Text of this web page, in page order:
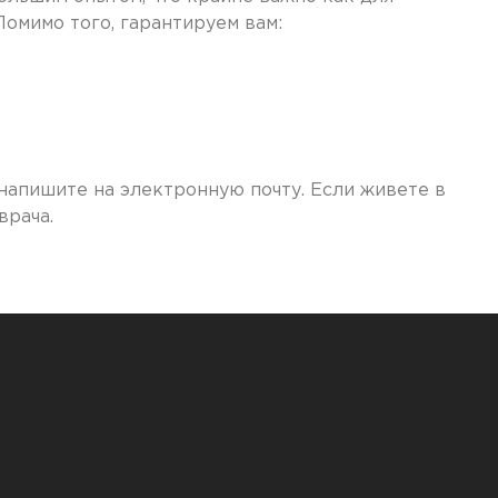
того, гарантируем вам:
на электронную почту. Если живете в